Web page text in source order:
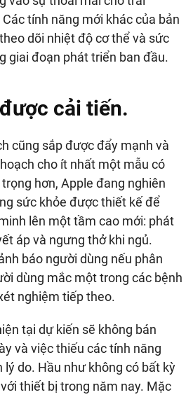
tính năng mới khác của bản
dõi nhiệt độ cơ thể và sức
giai đoạn phát triển ban đầu.
cải tiến.
cũng sắp được đẩy mạnh và
cho ít nhất một mẫu có
hơn, Apple đang nghiên
sức khỏe được thiết kế để
lên một tầm cao mới: phát
áp và ngưng thở khi ngủ.
báo người dùng nếu phân
dùng mắc một trong các bệnh
nghiệm tiếp theo.
tại dự kiến sẽ không bán
và việc thiếu các tính năng
lý do. Hầu như không có bất kỳ
thiết bị trong năm nay. Mặc